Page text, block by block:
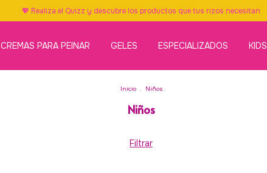
💖 Realiza el Quizz y descubre los productos que tus rizos necesitan
CREMAS PARA PEINAR GELES ESPECIALIZADOS KIDS
Inicio . Niños
Niños
Filtrar